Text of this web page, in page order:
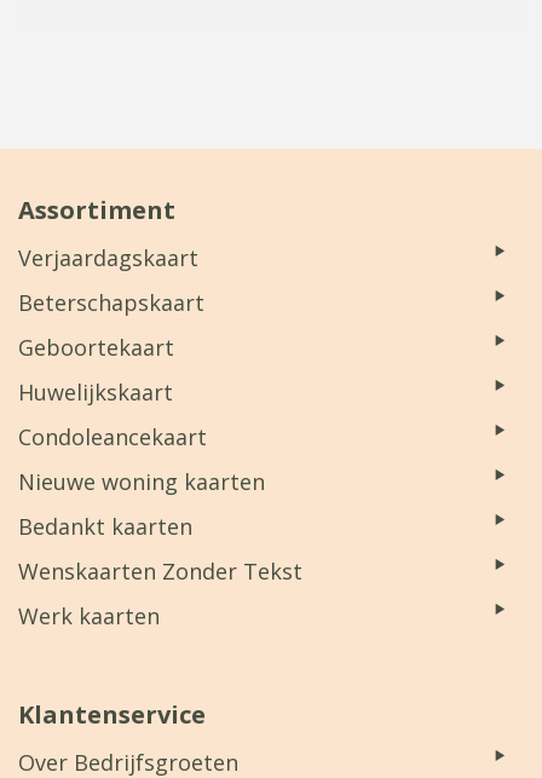
Assortiment
Verjaardagskaart
Beterschapskaart
Geboortekaart
Huwelijkskaart
Condoleancekaart
Nieuwe woning kaarten
Bedankt kaarten
Wenskaarten Zonder Tekst
Werk kaarten
Klantenservice
Over Bedrijfsgroeten